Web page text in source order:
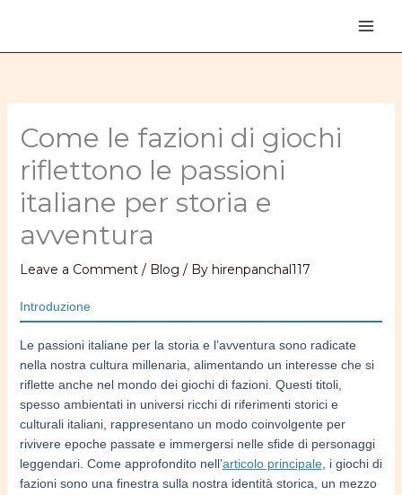
content
Come le fazioni di giochi
riflettono le passioni
italiane per storia e
avventura
Leave a Comment / Blog / By hirenpanchal117
Introduzione
Le passioni italiane per la storia e l’avventura sono radicate
nella nostra cultura millenaria, alimentando un interesse che si
riflette anche nel mondo dei giochi di fazioni. Questi titoli,
spesso ambientati in universi ricchi di riferimenti storici e
culturali italiani, rappresentano un modo coinvolgente per
rivivere epoche passate e immergersi nelle sfide di personaggi
leggendari. Come approfondito nell’articolo principale, i giochi di
fazioni sono una finestra sulla nostra identità storica, un mezzo